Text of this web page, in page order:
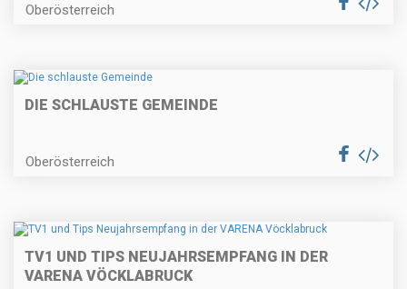
Oberösterreich
DIE SCHLAUSTE GEMEINDE
Oberösterreich
TV1 UND TIPS NEUJAHRSEMPFANG IN DER
VARENA VÖCKLABRUCK